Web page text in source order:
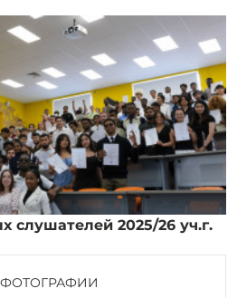
слушателей 2025/26 уч.г.
ФОТОГРАФИИ